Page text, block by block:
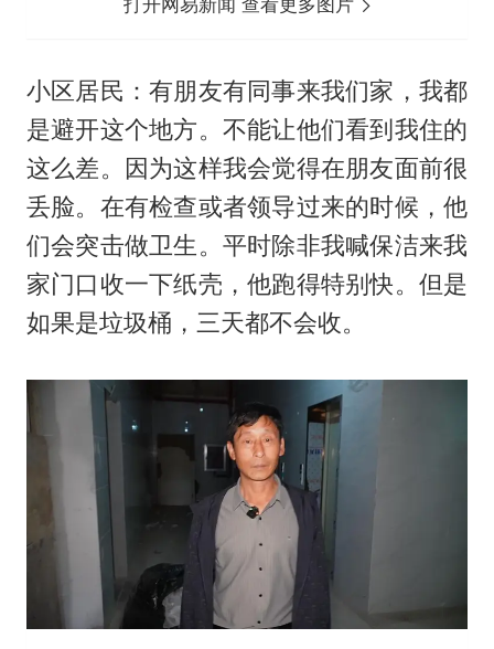
小区居民：有朋友有同事来我们家，我都
是避开这个地方。不能让他们看到我住的
这么差。因为这样我会觉得在朋友面前很
丢脸。在有检查或者领导过来的时候，他
们会突击做卫生。平时除非我喊保洁来我
家门口收一下纸壳，他跑得特别快。但是
如果是垃圾桶，三天都不会收。